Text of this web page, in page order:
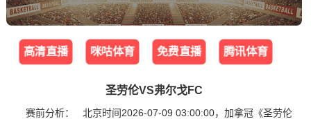
高清直播 咪咕体育 免费直播 腾讯体育
圣劳伦VS弗尔戈FC
赛前分析： 北京时间2026-07-09 03:00:00，加拿冠《圣劳伦